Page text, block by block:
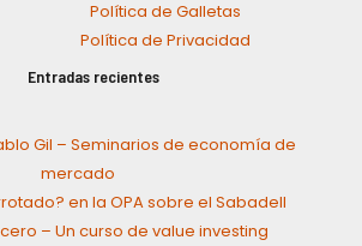
Política de Galletas
Política de Privacidad
Entradas recientes
Gil – Seminarios de economía de
mercado
en la OPA sobre el Sabadell
– Un curso de value investing